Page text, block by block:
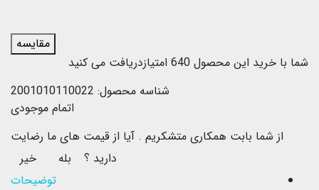
مقایسه
شما با خرید این محصول 640 امتیازدریافت می کنید
شناسه محصول: 2001010110022
اتمام موجودی
از شما بابت همکاری متشکریم . آیا از قیمت های ما رضایت
دارید ؟
بله
خیر
توضیحات